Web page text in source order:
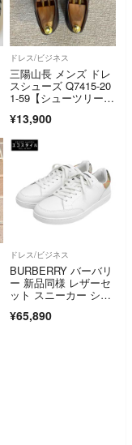
ドレス/ビジネス
三陽山長 メンズ ドレ
スシューズ Q7415-20
1-59【シューツリー付
¥13,900
ドレス/ビジネス
BURBERRY バーバリ
ー 新品同様 レザーセ
ット スニーカー シュ
ト 41 41
¥65,890